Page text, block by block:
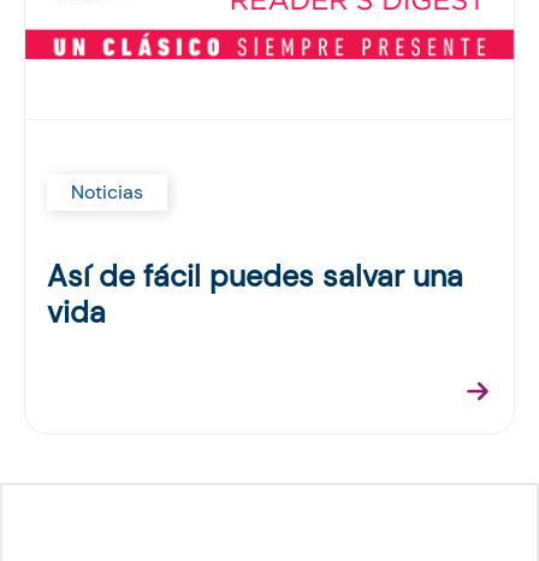
Noticias
Así de fácil puedes salvar una
vida